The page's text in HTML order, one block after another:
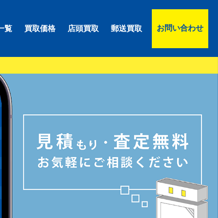
覧 買取価格 店頭買取 郵送買取 お問い合わせ